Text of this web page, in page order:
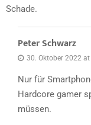
Schade.
Peter Schwarz
30. Oktober 2022 at
Nur für
Hardcore gamer
müssen.